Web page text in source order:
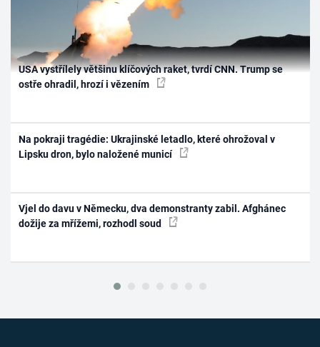
USA vystřílely většinu klíčových raket, tvrdí CNN. Trump se
ostře ohradil, hrozí i vězením
Na pokraji tragédie: Ukrajinské letadlo, které ohrožoval v
Lipsku dron, bylo naložené municí
Vjel do davu v Německu, dva demonstranty zabil. Afghánec
dožije za mřížemi, rozhodl soud